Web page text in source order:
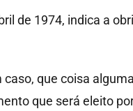
de 1974, indica a
que coisa
que será eleito